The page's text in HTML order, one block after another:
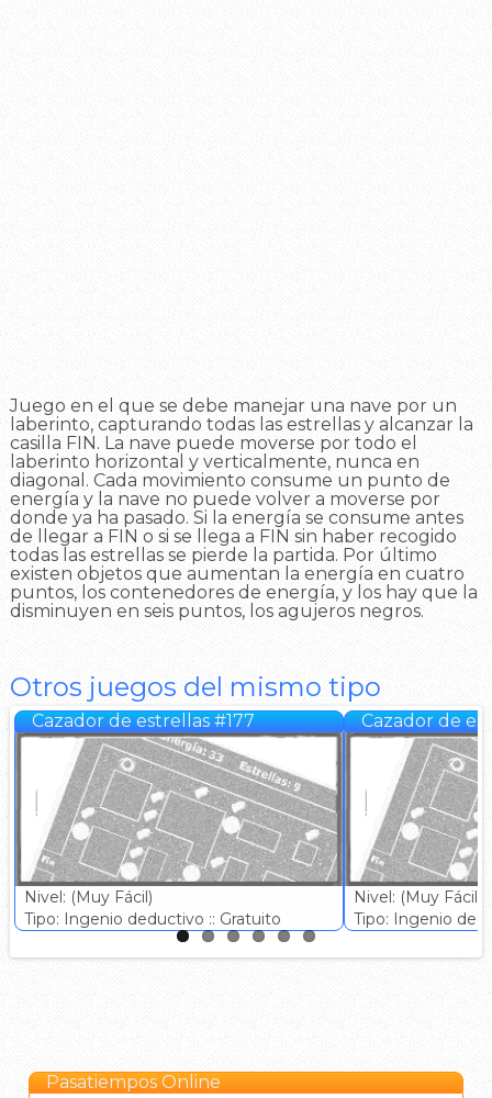
Juego en el que se debe manejar una nave por un
laberinto, capturando todas las estrellas y alcanzar la
casilla FIN. La nave puede moverse por todo el
laberinto horizontal y verticalmente, nunca en
diagonal. Cada movimiento consume un punto de
energía y la nave no puede volver a moverse por
donde ya ha pasado. Si la energía se consume antes
de llegar a FIN o si se llega a FIN sin haber recogido
todas las estrellas se pierde la partida. Por último
existen objetos que aumentan la energía en cuatro
puntos, los contenedores de energía, y los hay que la
disminuyen en seis puntos, los agujeros negros.
Otros juegos del mismo tipo
Cazador de estrellas #177
Nivel: (Muy Fácil)
Tipo: Ingenio deductivo :: Gratuito
Cazador de
Nivel: (Muy Fácil)
Tipo: Ingenio
Pasatiempos Online